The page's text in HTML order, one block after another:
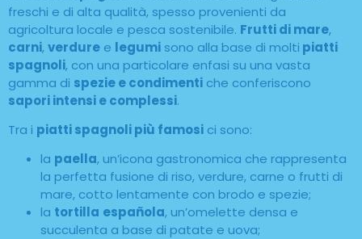
freschi e di alta qualità, spesso provenienti da
agricoltura locale e pesca sostenibile. Frutti di mare,
carni,verdure e legumi sono alla base di molti piatti
spagnoli, con una particolare enfasi su una vasta
gamma di spezie e condimenti che conferiscono
sapori intensi e complessi.
Tra i piatti spagnoli più famosi ci sono:
la paella, un’icona gastronomica che rappresenta
la perfetta fusione di riso, verdure, carne o frutti di
mare, cotto lentamente con brodo e spezie;
la tortilla española, un’omelette densa e
succulenta a base di patate e uova;